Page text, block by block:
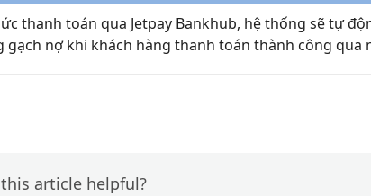
thanh toán qua Jetpay Bankhub, hệ thống sẽ tự
nợ khi khách hàng thanh toán thành công qua
article helpful?